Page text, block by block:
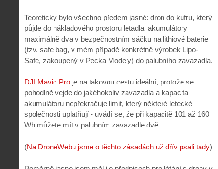
Teoreticky bylo všechno předem jasné: dron do kufru, který
půjde do nákladového prostoru letadla, akumulátory
maximálně dva v bezpečnostním sáčku na lithiové baterie
(tzv. safe bag, v mém případě konkrétně výrobek Lipo-
Safe, zakoupený v Pecka Modely) do palubního zavazadla.
DJI Mavic Pro je na takovou cestu ideální, protože se
pohodlně vejde do jakéhokoliv zavazadla a kapacita
akumulátoru nepřekračuje limit, který některé letecké
společnosti uplatňují - uvádí se, že při kapacitě 101 až 160
Wh můžete mít v palubním zavazadle dvě.
(Na DroneWebu jsme o těchto zásadách už dřív psali tady)